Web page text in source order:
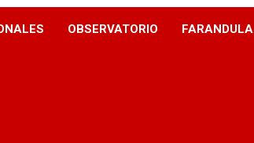
OBSERVATORIO FARANDULA